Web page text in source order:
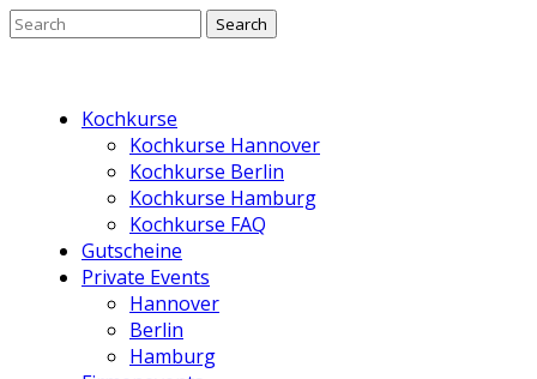
Kochkurse
Kochkurse Hannover
Kochkurse Berlin
Kochkurse Hamburg
Kochkurse FAQ
Gutscheine
Private Events
Hannover
Berlin
Hamburg